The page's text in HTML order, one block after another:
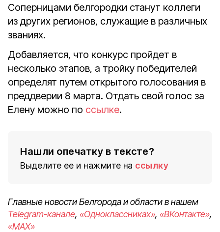
Соперницами белгородки станут коллеги
из других регионов, служащие в различных
званиях.
Добавляется, что конкурс пройдет в
несколько этапов, а тройку победителей
определят путем открытого голосования в
преддверии 8 марта. Отдать свой голос за
Елену можно по ссылке.
Нашли опечатку в тексте?
Выделите ее и нажмите на ссылку
Главные новости Белгорода и области в нашем
Telegram-канале, «Одноклассниках», «ВКонтакте»,
«MAX»